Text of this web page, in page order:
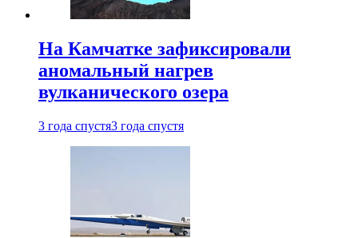
На Камчатке зафиксировали
аномальный нагрев
вулканического озера
3 года спустя3 года спустя